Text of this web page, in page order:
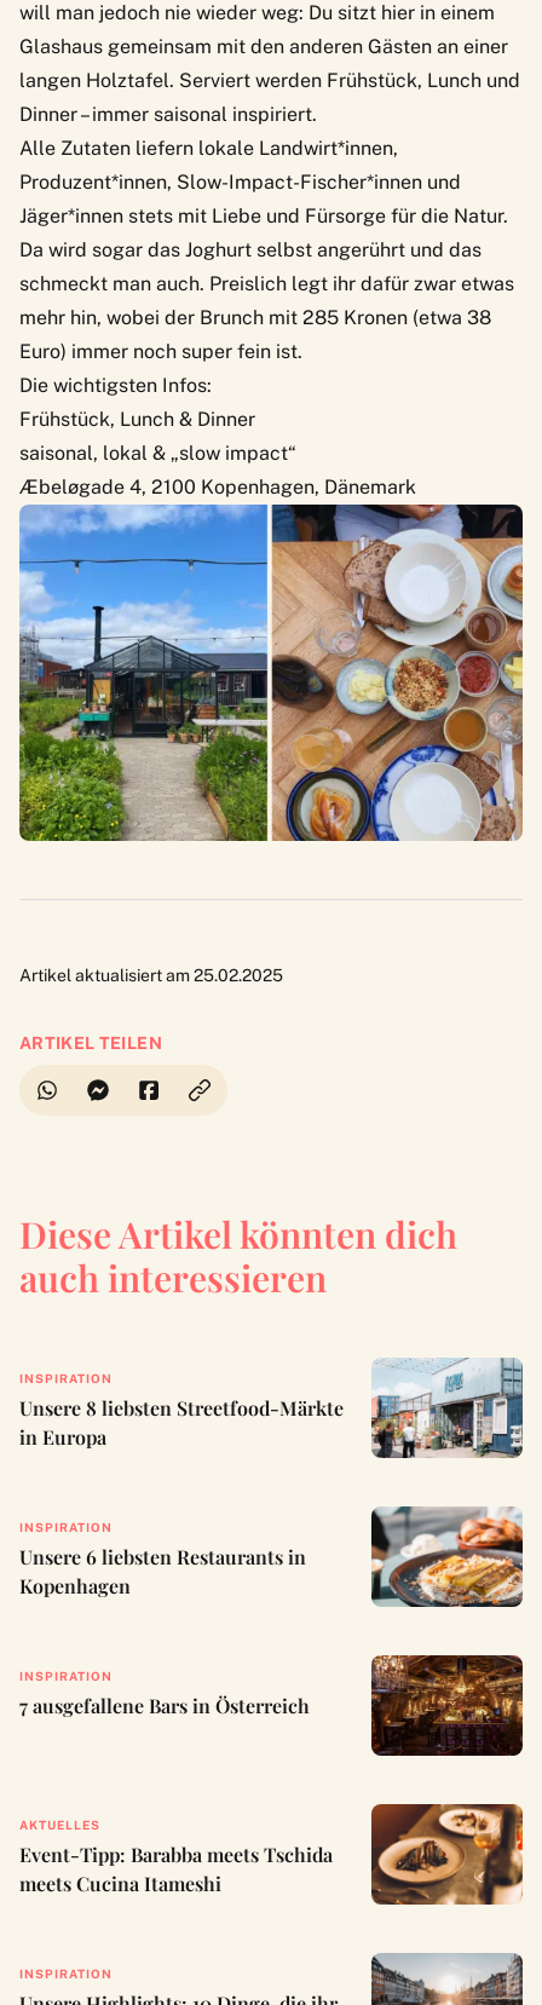
will man jedoch nie wieder weg: Du sitzt hier in einem
Glashaus gemeinsam mit den anderen Gästen an einer
langen Holztafel. Serviert werden Frühstück, Lunch und
Dinner – immer saisonal inspiriert.
Alle Zutaten liefern lokale Landwirt*innen,
Produzent*innen, Slow-Impact-Fischer*innen und
Jäger*innen stets mit Liebe und Fürsorge für die Natur.
Da wird sogar das Joghurt selbst angerührt und das
schmeckt man auch. Preislich legt ihr dafür zwar etwas
mehr hin, wobei der Brunch mit 285 Kronen (etwa 38
Euro) immer noch super fein ist.
Die wichtigsten Infos:
Frühstück, Lunch & Dinner
saisonal, lokal & „slow impact“
Æbeløgade 4, 2100 Kopenhagen, Dänemark
Artikel aktualisiert am 25.02.2025
ARTIKEL TEILEN
Diese Artikel könnten dich
auch interessieren
INSPIRATION
Unsere 8 liebsten Streetfood-Märkte
in Europa
INSPIRATION
Unsere 6 liebsten Restaurants in
Kopenhagen
INSPIRATION
7 ausgefallene Bars in Österreich
AKTUELLES
Event-Tipp: Barabba meets Tschida
meets Cucina Itameshi
INSPIRATION